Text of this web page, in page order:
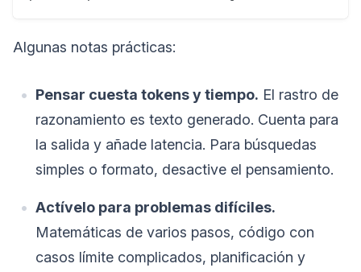
Algunas notas prácticas:
Pensar cuesta tokens y tiempo. El rastro de
razonamiento es texto generado. Cuenta para
la salida y añade latencia. Para búsquedas
simples o formato, desactive el pensamiento.
Actívelo para problemas difíciles.
Matemáticas de varios pasos, código con
casos límite complicados, planificación y